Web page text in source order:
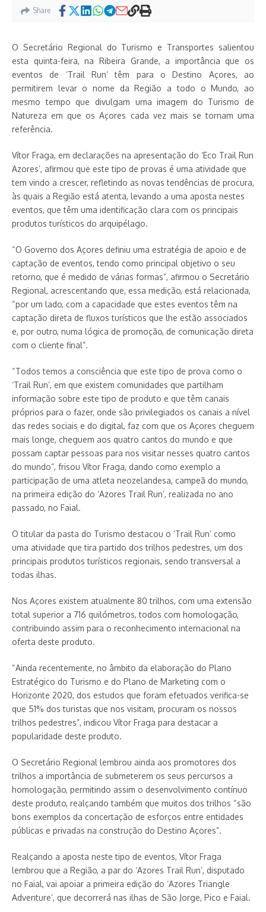
Share
O Secretário Regional do Turismo e Transportes salientou
esta quinta-feira, na Ribeira Grande, a importância que os
eventos de ‘Trail Run’ têm para o Destino Açores, ao
permitirem levar o nome da Região a todo o Mundo, ao
mesmo tempo que divulgam uma imagem do Turismo de
Natureza em que os Açores cada vez mais se tornam uma
referência.
Vítor Fraga, em declarações na apresentação do ‘Eco Trail Run
Azores’, afirmou que este tipo de provas é uma atividade que
tem vindo a crescer, refletindo as novas tendências de procura,
às quais a Região está atenta, levando a uma aposta nestes
eventos, que têm uma identificação clara com os principais
produtos turísticos do arquipélago.
“O Governo dos Açores definiu uma estratégia de apoio e de
captação de eventos, tendo como principal objetivo o seu
retorno, que é medido de várias formas”, afirmou o Secretário
Regional, acrescentando que, essa medição, está relacionada,
“por um lado, com a capacidade que estes eventos têm na
captação direta de fluxos turísticos que lhe estão associados
e, por outro, numa lógica de promoção, de comunicação direta
com o cliente final”.
“Todos temos a consciência que este tipo de prova como o
‘Trail Run’, em que existem comunidades que partilham
informação sobre este tipo de produto e que têm canais
próprios para o fazer, onde são privilegiados os canais a nível
das redes sociais e do digital, faz com que os Açores cheguem
mais longe, cheguem aos quatro cantos do mundo e que
possam captar pessoas para nos visitar nesses quatro cantos
do mundo”, frisou Vítor Fraga, dando como exemplo a
participação de uma atleta neozelandesa, campeã do mundo,
na primeira edição do ‘Azores Trail Run’, realizada no ano
passado, no Faial.
O titular da pasta do Turismo destacou o ‘Trail Run’ como
uma atividade que tira partido dos trilhos pedestres, um dos
principais produtos turísticos regionais, sendo transversal a
todas ilhas.
Nos Açores existem atualmente 80 trilhos, com uma extensão
total superior a 716 quilómetros, todos com homologação,
contribuindo assim para o reconhecimento internacional na
oferta deste produto.
“Ainda recentemente, no âmbito da elaboração do Plano
Estratégico do Turismo e do Plano de Marketing com o
Horizonte 2020, dos estudos que foram efetuados verifica-se
que 51% dos turistas que nos visitam, procuram os nossos
trilhos pedestres”, indicou Vítor Fraga para destacar a
popularidade deste produto.
O Secretário Regional lembrou ainda aos promotores dos
trilhos a importância de submeterem os seus percursos a
homologação, permitindo assim o desenvolvimento contínuo
deste produto, realçando também que muitos dos trilhos “são
bons exemplos da concertação de esforços entre entidades
públicas e privadas na construção do Destino Açores”.
Realçando a aposta neste tipo de eventos, Vítor Fraga
lembrou que a Região, a par do ‘Azores Trail Run’, disputado
no Faial, vai apoiar a primeira edição do ‘Azores Triangle
Adventure’, que decorrerá nas ilhas de São Jorge, Pico e Faial.